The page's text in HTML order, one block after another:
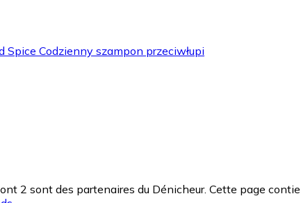
Codzienny szampon przeciwłupi
2 sont des partenaires du Dénicheur. Cette page